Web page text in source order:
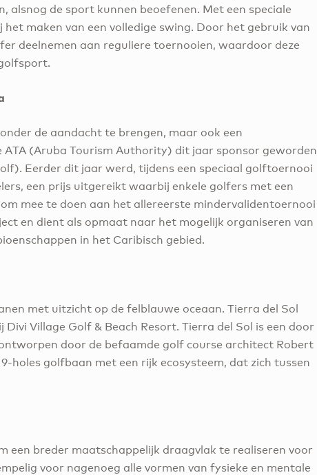
alsnog de sport kunnen beoefenen. Met een speciale
maken van een volledige swing. Door het gebruik van
deelnemen aan reguliere toernooien, waardoor deze
de aandacht te brengen, maar ook een
ATA (Aruba Tourism Authority) dit jaar sponsor geworden
Eerder dit jaar werd, tijdens een speciaal golftoernooi
een prijs uitgereikt waarbij enkele golfers met een
mee te doen aan het allereerste mindervalidentoernooi
en dient als opmaat naar het mogelijk organiseren van
in het Caribisch gebied.
met uitzicht op de felblauwe oceaan. Tierra del Sol
Village Golf & Beach Resort. Tierra del Sol is een door
door de befaamde golf course architect Robert
holes golfbaan met een rijk ecosysteem, dat zich tussen
een breder maatschappelijk draagvlak te realiseren voor
voor nagenoeg alle vormen van fysieke en mentale